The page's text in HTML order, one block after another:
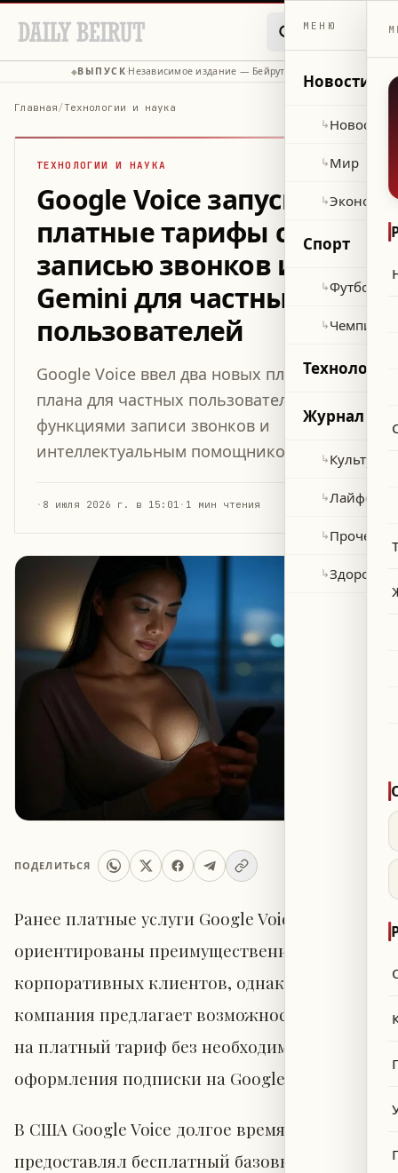
◆ВЫПУСК·Независимое издание — Бейрут, Ливан
Главная/Технологии и наука
ТЕХНОЛОГИИ И НАУКА
Google Voice запускает
платные тарифы с
записью звонков и
Gemini для частных
пользователей
Google Voice ввел два новых платных
плана для частных пользователей с
функциями записи звонков и
интеллектуальным помощником Gemini.
· 8 июля 2026 г. в 15:01 · 1 мин чтения
ПОДЕЛИТЬСЯ
Ранее платные услуги Google Voice были
ориентированы преимущественно на
корпоративных клиентов, однако теперь
компания предлагает возможность перейти
на платный тариф без необходимости
оформления подписки на Google Workspace.
В США Google Voice долгое время
предоставлял бесплатный базовый тариф
МЕНЮ
Новости
↳Новости
↳Мир
↳
Спорт
↳Футбол
↳
Журнал
↳Культура
↳
↳Прочее
↳Здоровье